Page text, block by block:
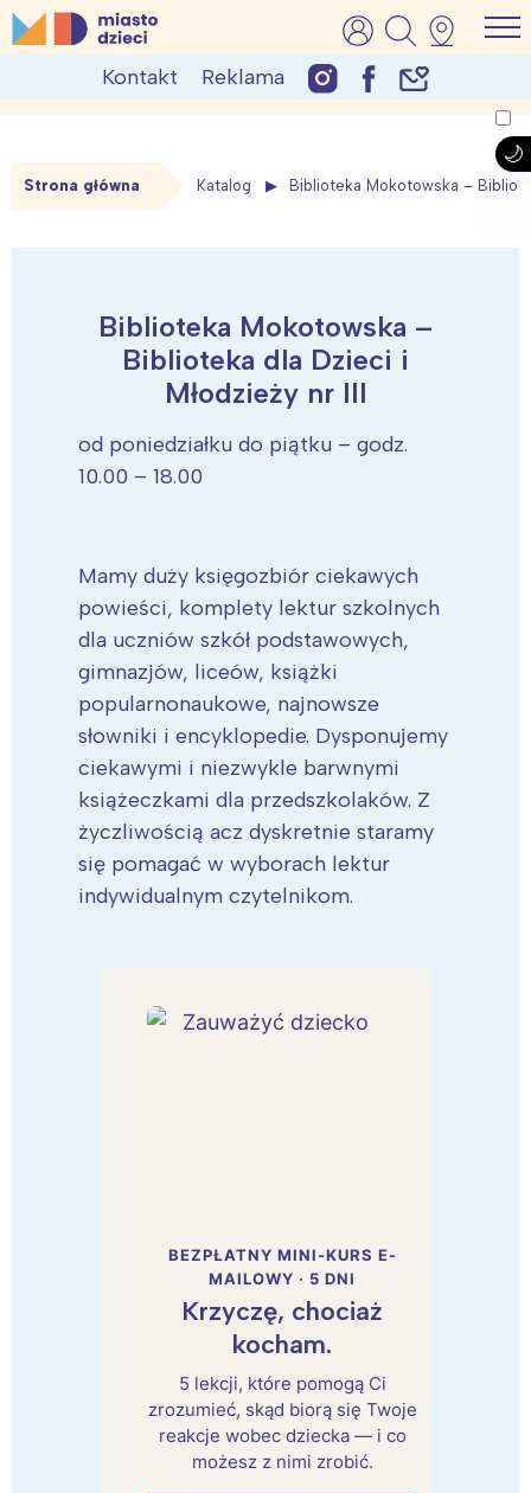
Skip
to
MiastoDzieci.pl
atrakcje dla dzieci, wydarzenia, imprezy rodzinne
Kontakt Reklama
Strona główna Katalog Biblioteka Mokotowska –
Biblioteka Mokotowska –
Biblioteka dla Dzieci i
Młodzieży nr III
od poniedziałku do piątku – godz.
10.00 – 18.00
Mamy duży księgozbiór ciekawych
powieści, komplety lektur szkolnych
dla uczniów szkół podstawowych,
gimnazjów, liceów, książki
popularnonaukowe, najnowsze
słowniki i encyklopedie. Dysponujemy
ciekawymi i niezwykle barwnymi
książeczkami dla przedszkolaków. Z
życzliwością acz dyskretnie staramy
się pomagać w wyborach lektur
indywidualnym czytelnikom.
BEZPŁATNY MINI-KURS E-
MAILOWY · 5 DNI
Krzyczę, chociaż
kocham.
5 lekcji, które pomogą Ci
zrozumieć, skąd biorą się Twoje
reakcje wobec dziecka — i co
możesz z nimi zrobić.